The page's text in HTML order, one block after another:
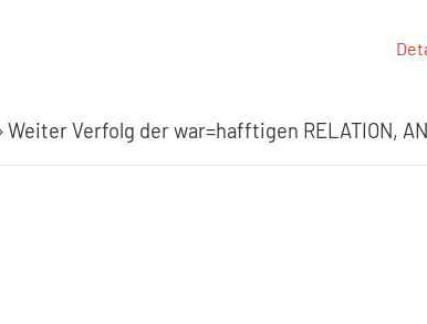
Weiter Verfolg der war=hafftigen RELATION,